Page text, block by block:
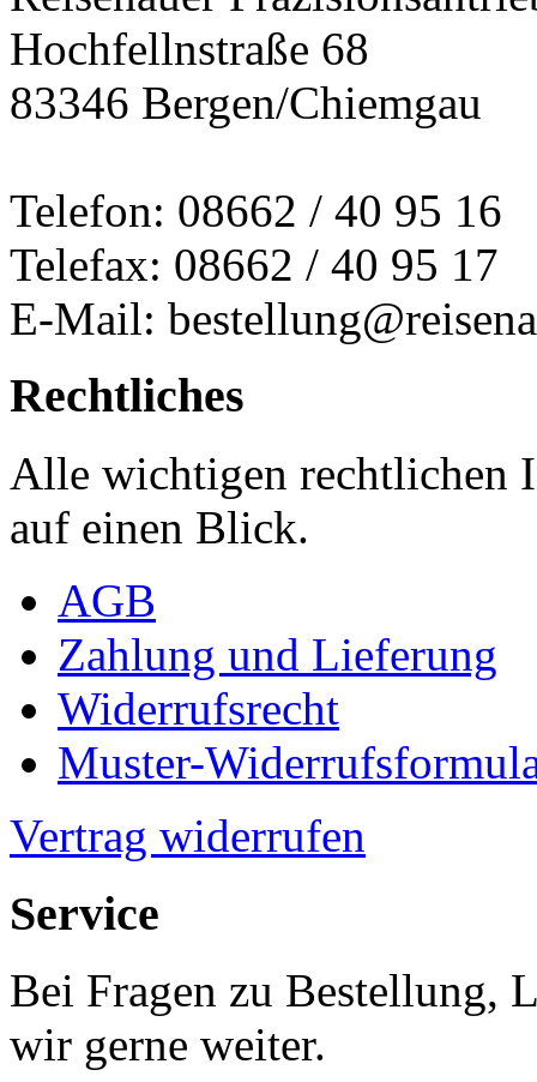
Hochfellnstraße 68
83346 Bergen/Chiemgau
Telefon: 08662 / 40 95 16
Telefax: 08662 / 40 95 17
E-Mail:
Rechtliches
Alle wichtigen rechtlichen
auf einen Blick.
AGB
Zahlung und Lieferung
Widerrufsrecht
Muster-
Vertrag widerrufen
Service
Bei Fragen zu Bestellung,
wir gerne weiter.